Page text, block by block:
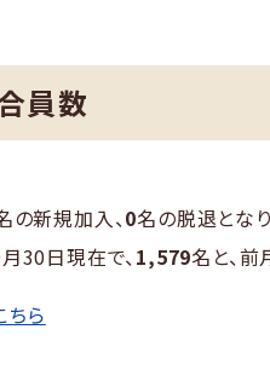
員数
の新規加入、0名の脱退とな
30日現在で、 1,579名と、
ら